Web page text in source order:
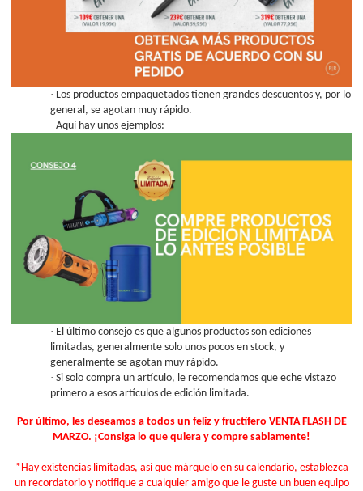
· Los productos empaquetados tienen grandes descuentos y, por lo
general, se agotan muy rápido.
·Aquí hay unos ejemplos:
· El último consejo es que algunos productos son ediciones
limitadas, generalmente solo unos pocos en stock, y
generalmente se agotan muy rápido.
·Si solo compra un artículo, le recomendamos que eche vistazo
primero a esos artículos de edición limitada.
Por último, les deseamos a todos un feliz y fructífero VENTA FLASH DE
MARZO. ¡Consiga lo que quiera y compre sabiamente!
*Hay existencias limitadas, así que márquelo en su calendario, establezca
un recordatorio y notifique a cualquier amigo que le guste un buen equipo